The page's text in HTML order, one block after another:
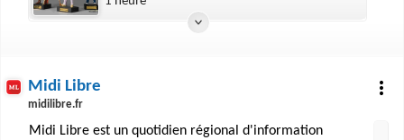
Midi Libre
midilibre.fr
Midi Libre est un quotidien régional d'information